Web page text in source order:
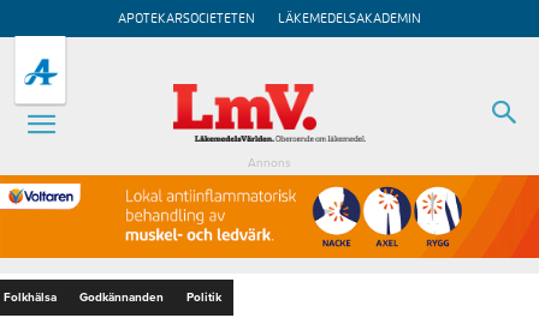
APOTEKARSOCIETETEN LÄKEMEDELSAKADEMIN
Annons
Folkhälsa Godkännanden Politik